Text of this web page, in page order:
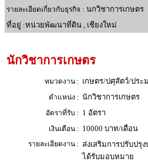
รายละเอียดเกี่ยวกับธุรกิจ : นกวิชาการเกษตร
ที่อยู่ :หน่วยพัฒนาที่ดิน , เชียงใหม่
นักวิชาการเกษตร
หมวดงาน : เกษตร/ปศุสัตว์/ประ
ตำแหน่ง : นักวิชาการเกษตร
อัตราที่รับ : 1 อัตรา
เงินเดือน : 10000 บาท/เดือน
รายละเอียดงาน : ส่งเสริมการปรับปรุ
ได้รับมอบหมาย